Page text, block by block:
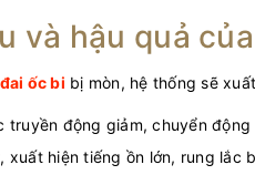
và hậu quả
ốc bi bị mòn, hệ thống sẽ
truyền động giảm, chuyển
xuất hiện tiếng ồn lớn, rung lắc